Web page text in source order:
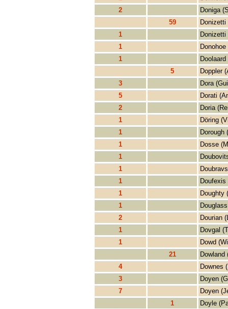
2
Doniga
59
1
1
1
5
Doppler
3
Dora
5
Dorati
2
Doria
1
Döring
1
Dorough
1
Dosse
1
1
1
1
Doughty
1
2
Dourian
1
Dovgal
1
Dowd
21
Dowland
4
Downes
3
Doyen
7
Doyen
1
Doyle